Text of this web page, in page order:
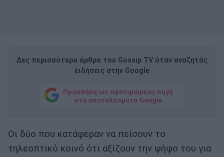
Δες περισσότερα άρθρα του Gossip TV όταν αναζητάς
ειδήσεις στην Google
Προσθήκη ως προτιμώμενη πηγή
στα αποτελέσματα Google
Οι δύο που κατάφεραν να πείσουν το
τηλεοπτικό κοινό ότι αξίζουν την ψήφο του για